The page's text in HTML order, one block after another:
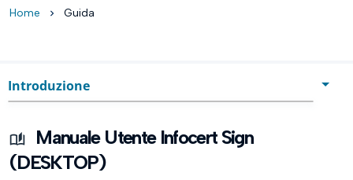
Home chevron_right Guida
Introduzione
Utenti: tipologie e profili
Manuale Utente Infocert Sign
(DESKTOP)